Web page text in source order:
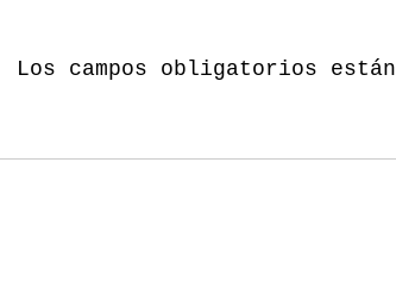
Los campos obligatorios están